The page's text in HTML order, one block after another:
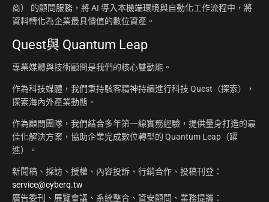
商） 的顧問服務，將 AI 導入本機端環境與自動化工作流程中，將
資料轉化為企業最具價值的數位資產。
Quest與 Quantum Leap
專業媒體與技術顧問是我們的核心雙動能。
作為科技媒體，我們秉持駭客精神持續進行科技 Quest（探索），
探索海內外產業動態。
作為顧問團隊，我們結合多年第一線實務經驗，提供量身打造的最
佳化解決方案，協助企業完成數位轉型的 Quantum Leap（躍
進）。
新聞稿、採訪、授權、內容投訴、行銷合作、投稿刊登：
service@cyberq.tw
廣告委刊、展覽會議、系統整合、資安顧問、業務提攜：